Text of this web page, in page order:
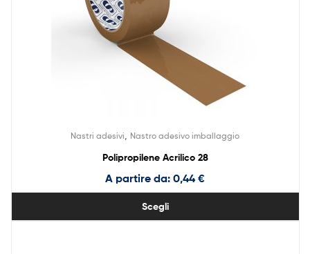
Nastri adesivi Nastro adesivo imballaggio
Polipropilene Acrilico 28
A partire da: 0,44 €
Scegli